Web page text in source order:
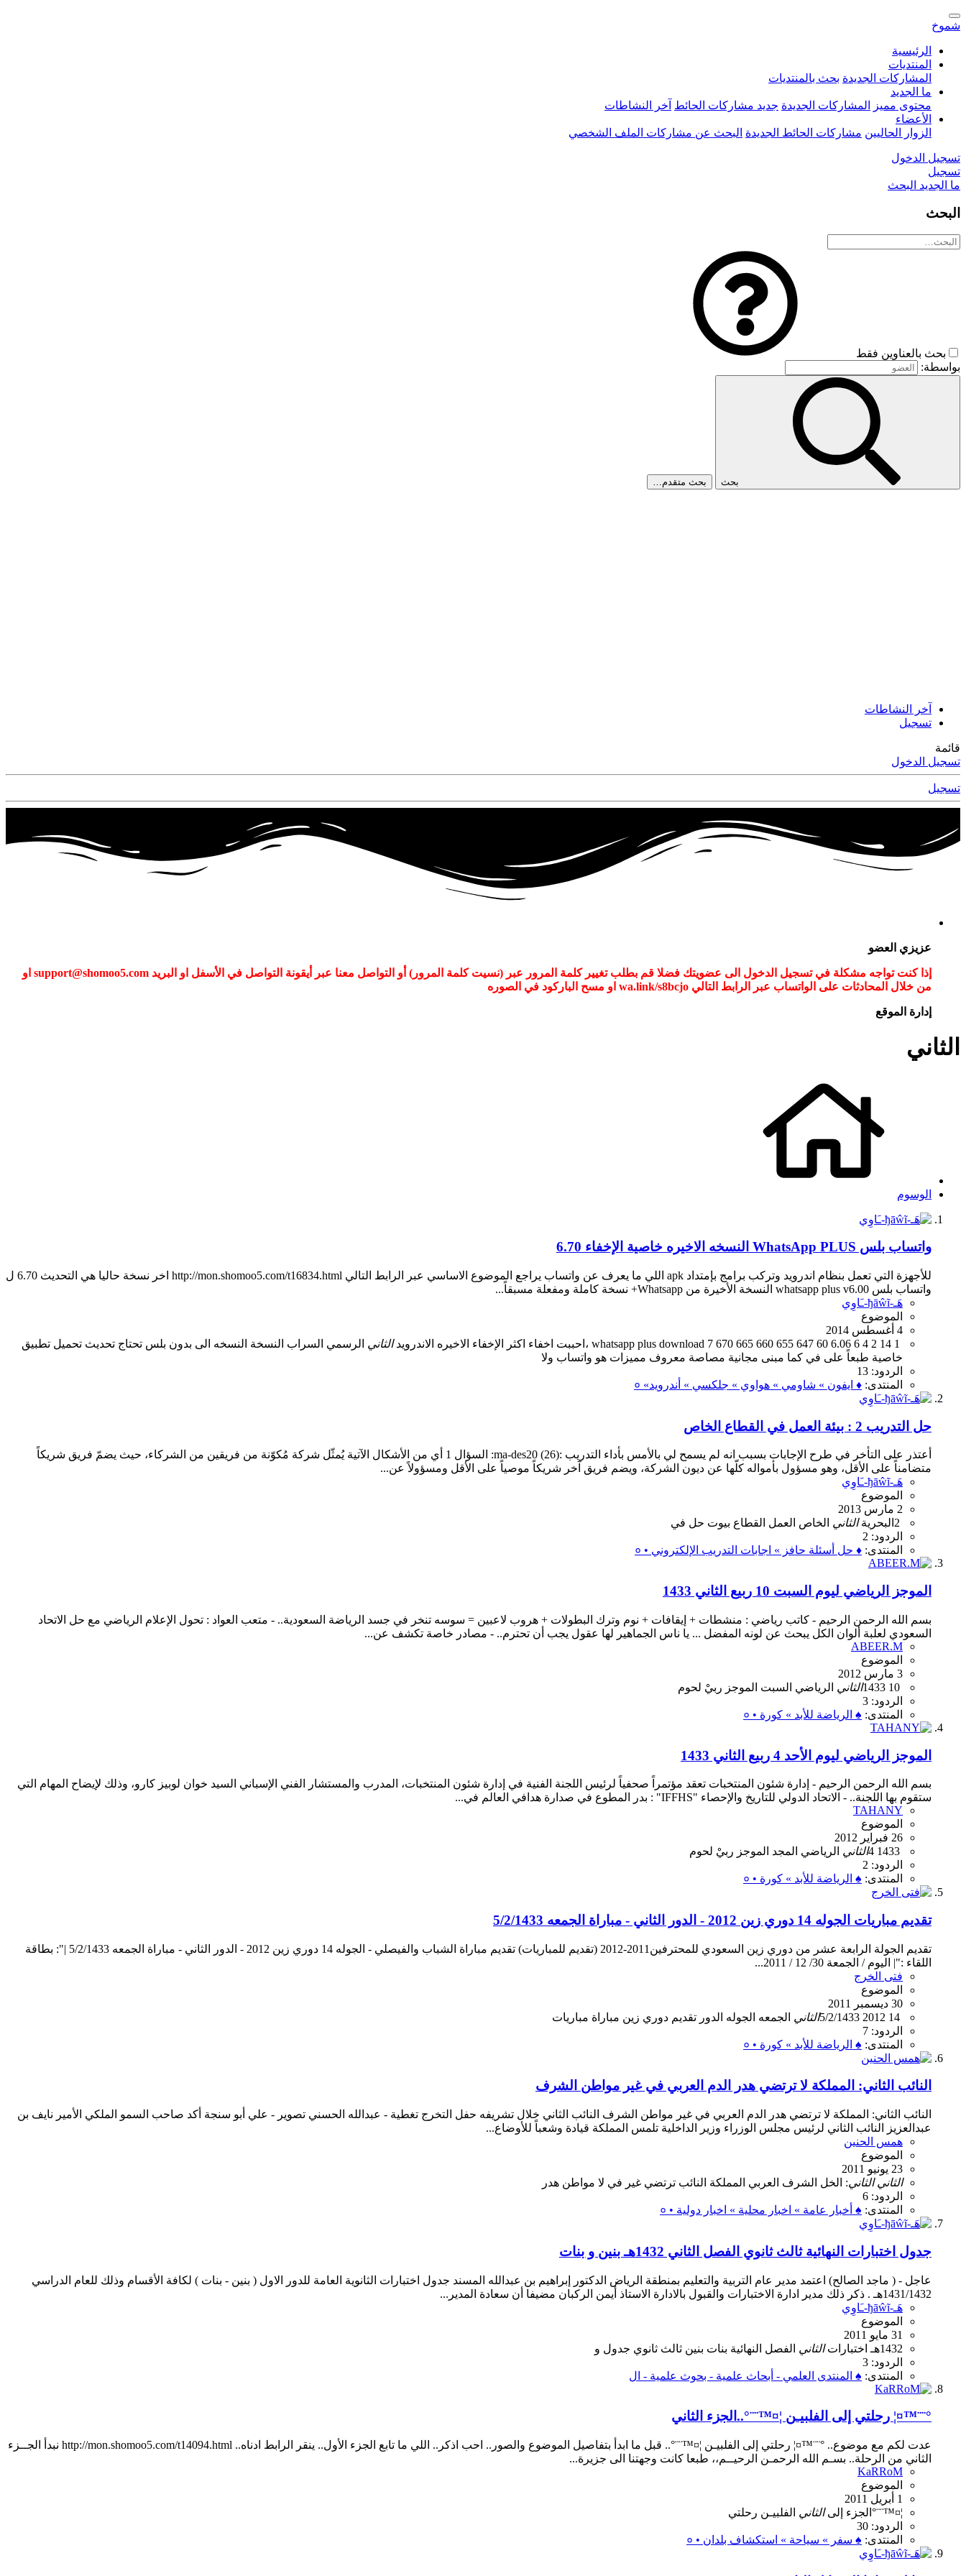
شموخ
الرئيسية
المنتديات
المشاركات الجديدة بحث بالمنتديات
ما الجديد
محتوى مميز
المشاركات الجديدة جديد مشاركات الحائط آخر النشاطات
الأعضاء
الزوار الحاليين مشاركات الحائط الجديدة البحث عن مشاركات الملف الشخصي
تسجيل الدخول
تسجيل
ما الجديد البحث
البحث
بحث بالعناوين فقط
بواسطة:
بحث بحث متقدم…
آخر النشاطات
تسجيل
قائمة
تسجيل الدخول
تسجيل
عزيزي العضو
إذا كنت تواجه مشكلة في تسجيل الدخول الى عضويتك فضلا قم بطلب تغيير كلمة المرور عبر (نسيت كلمة المرور) أو التواصل معنا عبر أيقونة التواصل في الأسفل او البريد support@shomoo5.com او
من خلال المحادثات على الواتساب عبر الرابط التالي wa.link/s8bcjo او مسح الباركود في الصوره
إدارة الموقع
الثاني
الوسوم
واتساب بلس WhatsApp PLUS النسخه الاخيره خاصية الإخفاء 6.70
للأجهزة التي تعمل بنظام اندرويد وتركب برامج بإمتداد apk اللي ما يعرف عن واتساب يراجع الموضوع الاساسي عبر الرابط التالي http://mon.shomoo5.com/t16834.html اخر نسخة حاليا هي التحديث 6.70 ل
واتساب بلس whatsapp plus v6.00 النسخة الأخيرة من Whatsapp+ نسخة كاملة ومفعلة مسبقاً...
هَـ-ђāŵĩ-ـَاوِي
الموضوع
4 أغسطس 2014
1
14
2
4
6
6.06
60
647
655
660
665
670
7
download
plus
whatsapp ، احببت اخفاء اكثر الإخفاء الاخيره الاندرويدالثاني الرسمي السراب النسخة النسخه الى بدون بلس تحتاج تحديث تحميل تطبيق
خاصية طبعاً على في كما مبنى مجانية مصاصة معروف مميزات هو واتساب ولا
الردود: 13
المنتدى: ♦ ايفون » شاومي » هواوي » جلكسي » أندرويد» ०
حل التدريب 2 : بيئة العمل في القطاع الخاص
أعتذر على التأخر في طرح الإجابات بسبب انه لم يسمح لي بالأمس بأداء التدريب :ma-des20 (26): السؤال 1 أي من الأشكال الآتية يُمثّل شركة مُكوّنة من فريقين من الشركاء، حيث يضمّ فريق شريكاً
متضامناً على الأقل، وهو مسؤول بأمواله كلّها عن ديون الشركة، ويضم فريق آخر شريكاً موصياً على الأقل ومسؤولاً عن...
هَـ-ђāŵĩ-ـَاوِي
الموضوع
2 مارس 2013
2 البحريةالثاني الخاص العمل القطاع بيوت حل في
الردود: 2
المنتدى: ♦ حل أسئلة حافز » اجابات التدريب الإلكتروني • ०
الموجز الرياضي ليوم السبت 10 ربيع الثاني 1433
بسم الله الرحمن الرحيم - كاتب رياضي : منشطات + إيقافات + نوم وترك البطولات + هروب لاعبين = سوسه تنخر في جسد الرياضة السعودية.. - متعب العواد : تحول الإعلام الرياضي مع حل الاتحاد
السعودي لعلبة ألوان الكل يبحث عن لونه المفضل ... يا ناس الجماهير لها عقول يجب أن تحترم.. - مصادر خاصة تكشف عن...
ABEER.M
الموضوع
3 مارس 2012
10
1433الثاني الرياضي السبت الموجز ربيْ لحوم
الردود: 3
المنتدى: ♠ الرياضة للأبد » كورة • ०
الموجز الرياضي ليوم الأحد 4 ربيع الثاني 1433
بسم الله الرحمن الرحيم - إدارة شئون المنتخبات تعقد مؤتمراً صحفياً لرئيس اللجنة الفنية في إدارة شئون المنتخبات، المدرب والمستشار الفني الإسباني السيد خوان لوبيز كارو، وذلك لإيضاح المهام التي
ستقوم بها اللجنة.. - الاتحاد الدولي للتاريخ والإحصاء "IFFHS" : بدر المطوع في صدارة هدافي العالم في...
TAHANY
الموضوع
26 فبراير 2012
1433
4الثاني الرياضي المجد الموجز ربيْ لحوم
الردود: 2
المنتدى: ♠ الرياضة للأبد » كورة • ०
تقديم مباريات الجوله 14 دوري زين 2012 - الدور الثاني - مباراة الجمعه 5/2/1433
تقديم الجولة الرابعة عشر من دوري زين السعودي للمحترفين2011-2012 (تقديم للمباريات) تقديم مباراة الشباب والفيصلي - الجوله 14 دوري زين 2012 - الدور الثاني - مباراة الجمعه 5/2/1433 |": بطاقة
اللقاء :"| اليوم / الجمعة 30/ 12 / 2011...
فتى الخرج
الموضوع
30 ديسمبر 2011
14
2012
5/2/1433الثاني الجمعه الجوله الدور تقديم دوري زين مباراة مباريات
الردود: 7
المنتدى: ♠ الرياضة للأبد » كورة • ०
النائب الثاني: المملكة لا ترتضي هدر الدم العربي في غير مواطن الشرف
النائب الثاني: المملكة لا ترتضي هدر الدم العربي في غير مواطن الشرف النائب الثاني خلال تشريفه حفل التخرج تغطية - عبدالله الحسني تصوير - علي أبو سنجة أكد صاحب السمو الملكي الأمير نايف بن
عبدالعزيز النائب الثاني لرئيس مجلس الوزراء وزير الداخلية تلمس المملكة قيادة وشعباً للأوضاع...
همس الحنين
الموضوع
23 يونيو 2011
الثاني الثاني: الخل الشرف العربي المملكة النائب ترتضي غير في لا مواطن هدر
الردود: 6
المنتدى: ♠ أخبار عامة » اخبار محلية » اخبار دولية • ०
جدول اختبارات النهائية ثالث ثانوي الفصل الثاني 1432هـ بنين و بنات
عاجل - ( ماجد الصالح) اعتمد مدير عام التربية والتعليم بمنطقة الرياض الدكتور إبراهيم بن عبدالله المسند جدول اختبارات الثانوية العامة للدور الاول ( بنين - بنات ) لكافة الأقسام وذلك للعام الدراسي
1431/1432هـ . ذكر ذلك مدير ادارة الاختبارات والقبول بالادارة الاستاذ أيمن الركبان مضيفا أن سعادة المدير...
هَـ-ђāŵĩ-ـَاوِي
الموضوع
31 مايو 2011
1432هـ
اختباراتالثاني الفصل النهائية بنات بنين ثالث ثانوي جدول و
الردود: 3
المنتدى: ♠ المنتدى العلمي - أبحاث علمية - بحوث علمية - ال
°¨¨™¤¦ رحلتي إلى الفلبيـن ¦¤™¨¨°..الجزء الثاني
عدت لكم مع موضوع.. °¨¨™¤¦ رحلتي إلى الفلبيـن ¦¤™¨¨°.. قبل ما ابدأ بتفاصيل الموضوع والصور.. احب اذكر.. اللي ما تابع الجزء الأول.. ينقر الرابط ادناه.. http://mon.shomoo5.com/t14094.html نبدأ الجــزء
الثاني من الرحلة.. بسـم الله الرحمـن الرحيــم،، طبعا كانت وجهتنا الى جزيرة...
KaRRoM
الموضوع
1 أبريل 2011
¦¤™¨¨°الجزء إلىالثاني الفلبيـن رحلتي
الردود: 30
المنتدى: ♠ سفر » سياحة » استكشاف بلدان • ०